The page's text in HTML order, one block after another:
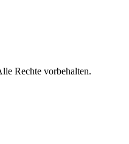
Rechte vorbehalten.